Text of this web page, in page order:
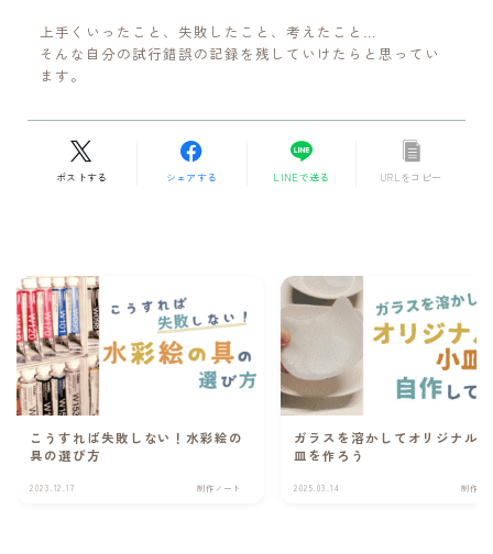
Follow Me
上手くいったこと、失敗したこと、考えたこと…
そんな自分の試行錯誤の記録を残していけたらと思ってい
ます。
ポストする シェアする LINEで送る URLをコピー
こうすれば失敗しない！水彩絵の
具の選び方
2023.12.17 制作ノート
ガラスを溶かしてオリジナル
皿を作ろう
2025.03.14 制作ノ